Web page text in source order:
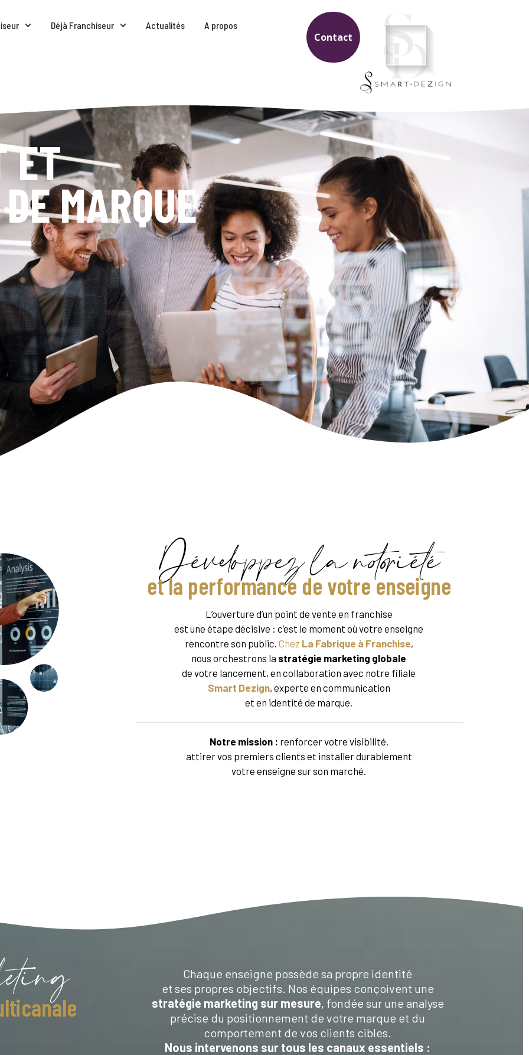
Déjà Franchiseur Actualités A propos
Contact
ET
MARQUE
Développez la notoriété
et la performance de votre enseigne
L’ouverture d’un point de vente en franchise
est une étape décisive : c’est le moment où votre enseigne
rencontre son public. Chez La Fabrique à Franchise,
nous orchestrons la stratégie marketing globale
de votre lancement, en collaboration avec notre filiale
Smart Dezign, experte en communication
et en identité de marque.
Notre mission : renforcer votre visibilité,
attirer vos premiers clients et installer durablement
votre enseigne sur son marché.
Chaque enseigne possède sa propre identité
et ses propres objectifs. Nos équipes conçoivent une
stratégie marketing sur mesure, fondée sur une analyse
précise du positionnement de votre marque et du
comportement de vos clients cibles.
Nous intervenons sur tous les canaux essentiels :